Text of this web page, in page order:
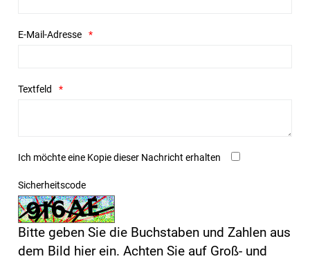
E-Mail-Adresse
Textfeld
Ich möchte eine Kopie dieser Nachricht erhalten
Sicherheitscode
Bitte geben Sie die Buchstaben und Zahlen aus
dem Bild hier ein. Achten Sie auf Groß- und